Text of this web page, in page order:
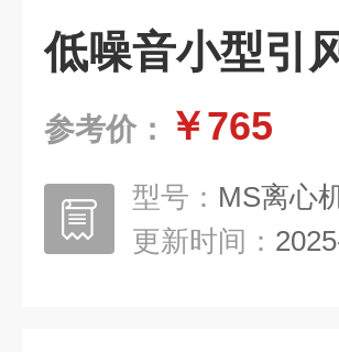
低噪音小型引
参考价： ￥765
型号： MS离心
更新时间：